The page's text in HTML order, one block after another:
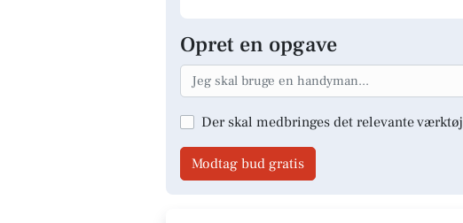
Opret en opgave
Der skal medbringes det relevante værktøj
Modtag bud gratis